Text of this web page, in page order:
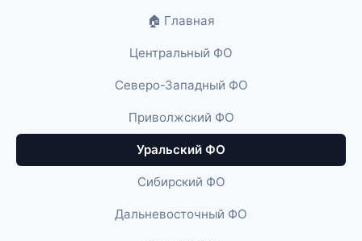
🏠 Главная
Центральный ФО
Северо-Западный ФО
Приволжский ФО
Уральский ФО
Сибирский ФО
Дальневосточный ФО